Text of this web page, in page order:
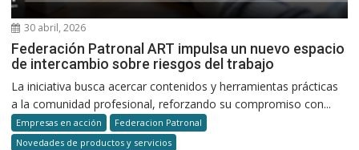
30 abril, 2026
Federación Patronal ART impulsa un nuevo espacio
de intercambio sobre riesgos del trabajo
La iniciativa busca acercar contenidos y herramientas prácticas
a la comunidad profesional, reforzando su compromiso con...
Empresas en acción
Federacion Patronal
Novedades de productos y servicios